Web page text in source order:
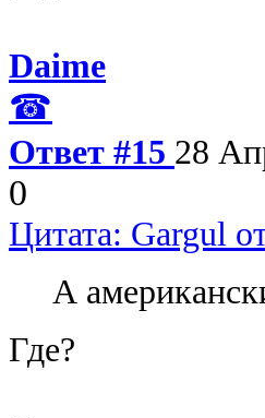
Daime
☎
Ответ #15 28
0
Цитата: Gargul
А
Где?